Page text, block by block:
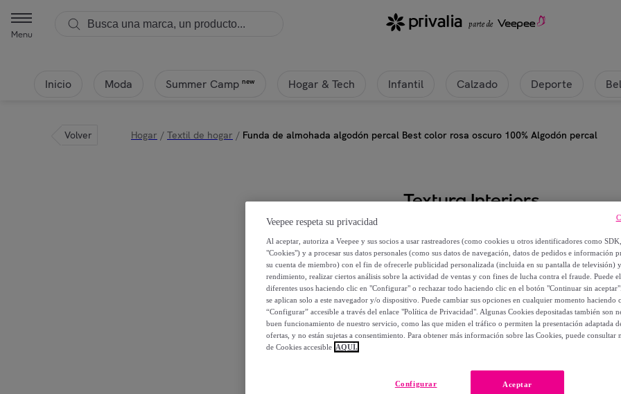
Menu
Inicio Moda Summer Camp new Hogar & Tech Infantil Calzado Deporte
Volver Hogar / Textil de hogar / Funda de almohada algodón percal Best color rosa oscuro 100% Algodón percal
Textura Interiors
Funda de almohada algodón
percal
Desde
12,99 €
15,00 €
Veepee respeta su privacidad
Al aceptar, autoriza a Veepee y sus socios a usar rastreadores (como cookies u otros identificadores como
"Cookies") y a procesar sus datos personales (como sus datos de navegación, datos de pedidos e información
su cuenta de miembro) con el fin de ofrecerle publicidad personalizada (incluida en su pantalla de televisión)
rendimiento, realizar ciertos análisis sobre la actividad de ventas y con fines de lucha contra el fraude. Puede
diferentes usos haciendo clic en "Configurar" o rechazar todo haciendo clic en el botón "Continuar sin
se aplican solo a este navegador y/o dispositivo. Puede cambiar sus opciones en cualquier momento haciendo
“Configurar” accesible a través del enlace "Política de Privacidad". Algunas Cookies depositadas también son
buen funcionamiento de nuestro servicio, como las que miden el tráfico o permiten la presentación adaptada
ofertas, y no están sujetas a consentimiento. Para obtener más información sobre las Cookies, puede consultar
de Cookies accesible AQUÍ.
Aceptar
Configurar